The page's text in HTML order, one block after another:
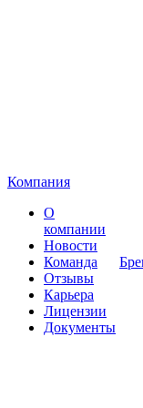
Компания
О
компании
Новости
Команда
Отзывы
Карьера
Лицензии
Документы